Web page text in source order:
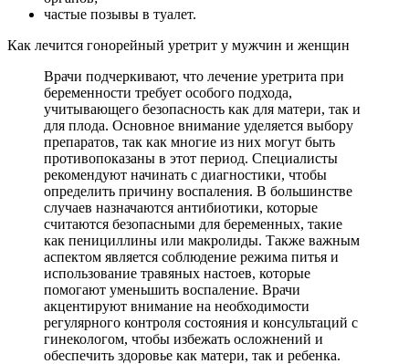
частые позывы в туалет.
Как лечится гонорейный уретрит у мужчин и женщин
Врачи подчеркивают, что лечение уретрита при
беременности требует особого подхода,
учитывающего безопасность как для матери, так и
для плода. Основное внимание уделяется выбору
препаратов, так как многие из них могут быть
противопоказаны в этот период. Специалисты
рекомендуют начинать с диагностики, чтобы
определить причину воспаления. В большинстве
случаев назначаются антибиотики, которые
считаются безопасными для беременных, такие
как пенициллины или макролиды. Также важным
аспектом является соблюдение режима питья и
использование травяных настоев, которые
помогают уменьшить воспаление. Врачи
акцентируют внимание на необходимости
регулярного контроля состояния и консультаций с
гинекологом, чтобы избежать осложнений и
обеспечить здоровье как матери, так и ребенка.